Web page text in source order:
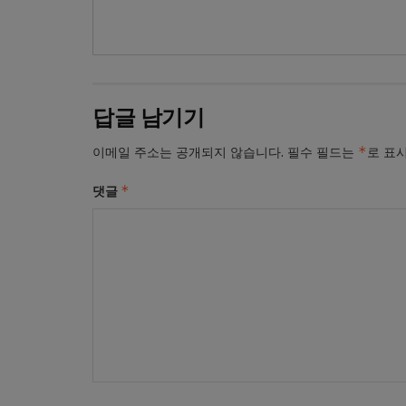
답글 남기기
이메일 주소는 공개되지 않습니다. 필수 필드는 *로 표
댓글 *